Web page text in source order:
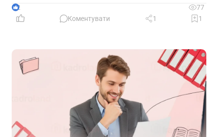
2
77
Коментувати
1 1